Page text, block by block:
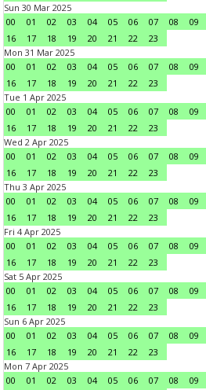
Sun 30 Mar 2025
00
01 02 03 04 05 06 07 08 09
16
17 18 19 20 21 22
23
Mon 31 Mar 2025
00
01 02 03 04 05 06 07 08 09
16
17 18 19 20 21 22
23
Tue 1 Apr 2025
00
01 02 03 04 05 06 07 08 09
16
17 18 19 20 21 22
23
Wed 2 Apr 2025
00
01 02 03 04 05 06 07 08 09
16
17 18 19 20 21 22
23
Thu 3 Apr 2025
00
01 02 03 04 05 06 07 08 09
16
17 18 19 20 21 22
23
Fri 4 Apr 2025
00
01 02 03 04 05 06 07 08 09
16
17 18 19 20 21 22
23
Sat 5 Apr 2025
00
01 02 03 04 05 06 07 08 09
16
17 18 19 20 21 22
23
Sun 6 Apr 2025
00
01 02 03 04 05 06 07 08 09
16
17 18 19 20 21 22
23
Mon 7 Apr 2025
00
01 02 03 04 05 06 07 08 09